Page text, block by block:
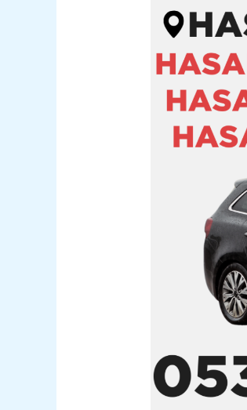
Hasarlı
Kazalı
Pert
Araç
Alım
Satım
05362400316